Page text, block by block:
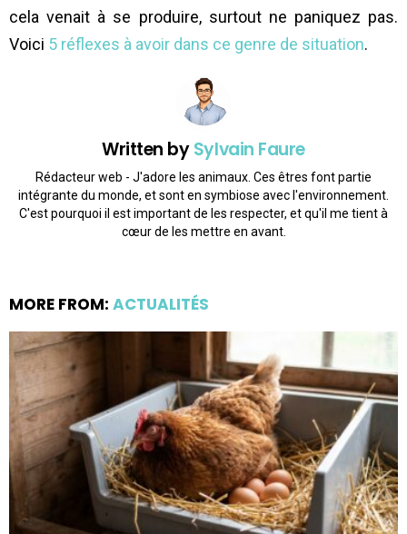
cela venait à se produire, surtout ne paniquez pas.
Voici 5 réflexes à avoir dans ce genre de situation.
Written bySylvain Faure
Rédacteur web - J'adore les animaux. Ces êtres font partie
intégrante du monde, et sont en symbiose avec l'environnement.
C'est pourquoi il est important de les respecter, et qu'il me tient à
cœur de les mettre en avant.
MORE FROM: ACTUALITÉS